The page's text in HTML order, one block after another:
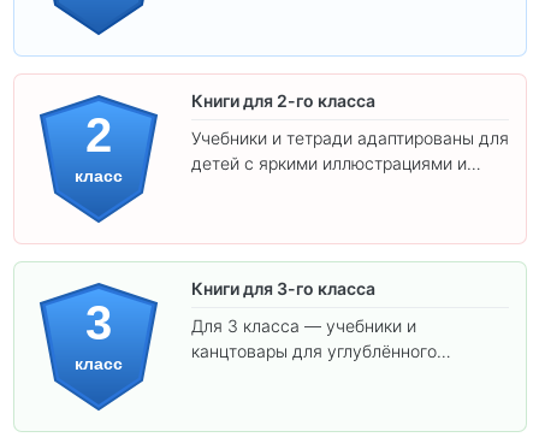
2
класс
Книги для 2-го класса
Учебники и тетради адаптированы для
детей с яркими иллюстрациями и
3
класс
Книги для 3-го класса
Для 3 класса — учебники и
канцтовары для углублённого